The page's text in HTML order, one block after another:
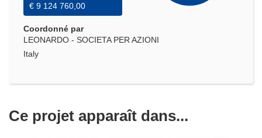
€ 9 124 760,00
Coordonné par
LEONARDO - SOCIETA PER AZIONI
Italy
Ce projet apparaît dans...